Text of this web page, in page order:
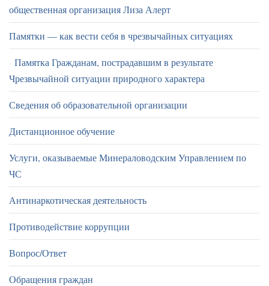
общественная организация Лиза Алерт
Памятки — как вести себя в чрезвычайных ситуациях
Памятка Гражданам, пострадавшим в результате
Чрезвычайной ситуации природного характера
Сведения об образовательной организации
Дистанционное обучение
Услуги, оказываемые Минераловодским Управлением по
ЧС
Антинаркотическая деятельность
Противодействие коррупции
Вопрос/Ответ
Обращения граждан